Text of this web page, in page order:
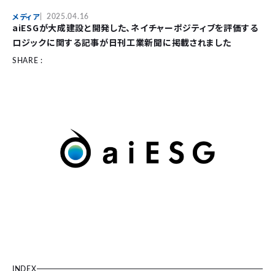
メディア 2025.04.16
aiESGが大成建設と開発した、ネイチャーポジティブを評価する
ロジックに関する記事が日刊工業新聞に掲載されました
SHARE :
INDEX